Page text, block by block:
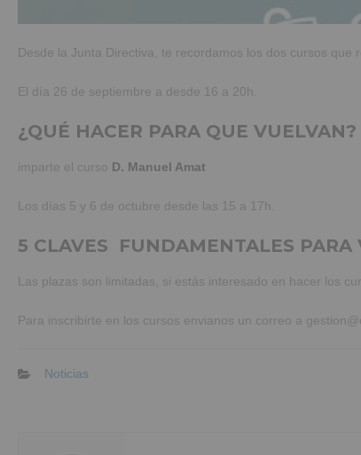
Desde la Junta Directiva, te recordamos los dos cursos que
El día 26 de septiembre a desde 16 a 20h.
¿QUÉ HACER PARA QUE
imparte el curso D. Manuel Amat
Los días 5 y 6 de octubre desde las 15 a 17h.
5 CLAVES FUNDAMENTALES PARA
Las plazas son limitadas, si estás interesado en hacer los
Para inscribirte en los cursos envianos un correo a
Noticias